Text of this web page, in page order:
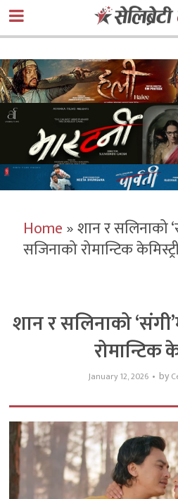
Home»शान र सलिनाको
सजिनाको रोमान्टिक
शान र सलिनाको
रोमान्टिक
January 12, 2026 by